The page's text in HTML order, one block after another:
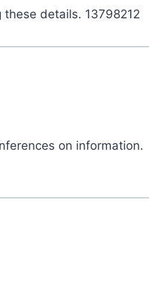
details. 13798212
on information.